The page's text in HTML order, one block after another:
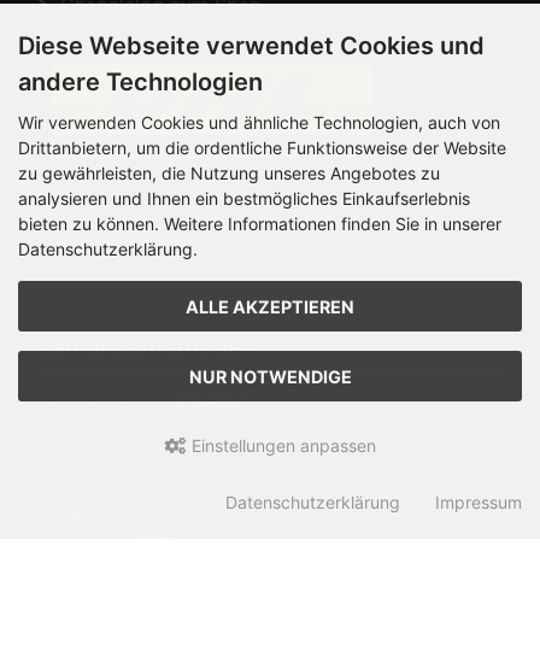
Zahlungsmethoden
Diese Webseite verwendet Cookies und
andere Technologien
Wir verwenden Cookies und ähnliche Technologien, auch von
Drittanbietern, um die ordentliche Funktionsweise der Website
zu gewährleisten, die Nutzung unseres Angebotes zu
analysieren und Ihnen ein bestmögliches Einkaufserlebnis
bieten zu können. Weitere Informationen finden Sie in unserer
Datenschutzerklärung.
ALLE AKZEPTIEREN
NUR NOTWENDIGE
Einstellungen anpassen
Datenschutzerklärung Impressum